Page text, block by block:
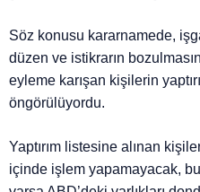
Söz konusu kararnamede,
düzen ve istikrarın
eyleme karışan kişilerin
öngörülüyordu.
Yaptırım listesine alınan
içinde işlem yapamayacak,